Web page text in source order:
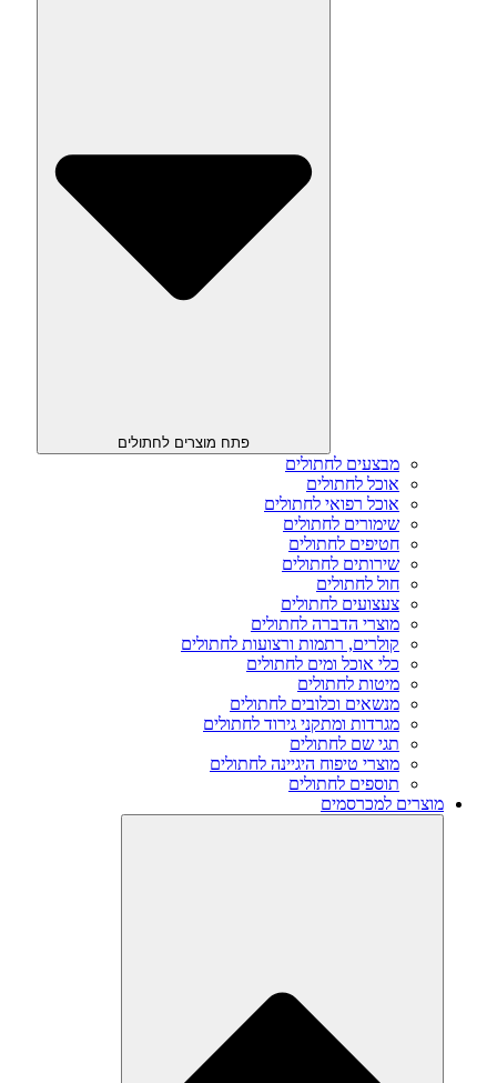
פתח מוצרים לחתולים
מבצעים לחתולים
אוכל לחתולים
אוכל רפואי לחתולים
שימורים לחתולים
חטיפים לחתולים
שירותים לחתולים
חול לחתולים
צעצועים לחתולים
מוצרי הדברה לחתולים
קולרים, רתמות ורצועות לחתולים
כלי אוכל ומים לחתולים
מיטות לחתולים
מנשאים וכלובים לחתולים
מגרדות ומתקני גירוד לחתולים
תגי שם לחתולים
מוצרי טיפוח היגיינה לחתולים
תוספים לחתולים
מוצרים למכרסמים